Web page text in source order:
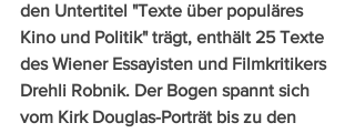
den Untertitel "Texte über populäres
Kino und Politik" trägt, enthält 25 Texte
des Wiener Essayisten und Filmkritikers
Drehli Robnik. Der Bogen spannt sich
vom Kirk Douglas-Porträt bis zu den